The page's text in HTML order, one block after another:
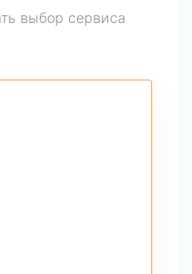
выбор сервиса